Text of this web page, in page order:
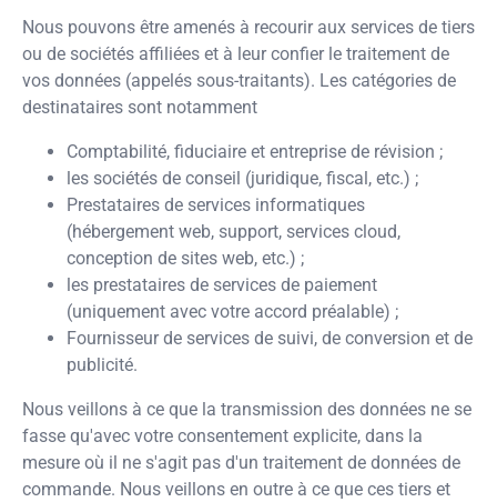
Nous pouvons être amenés à recourir aux services de tiers
ou de sociétés affiliées et à leur confier le traitement de
vos données (appelés sous-traitants). Les catégories de
destinataires sont notamment
Comptabilité, fiduciaire et entreprise de révision ;
les sociétés de conseil (juridique, fiscal, etc.) ;
Prestataires de services informatiques
(hébergement web, support, services cloud,
conception de sites web, etc.) ;
les prestataires de services de paiement
(uniquement avec votre accord préalable) ;
Fournisseur de services de suivi, de conversion et de
publicité.
Nous veillons à ce que la transmission des données ne se
fasse qu'avec votre consentement explicite, dans la
mesure où il ne s'agit pas d'un traitement de données de
commande. Nous veillons en outre à ce que ces tiers et